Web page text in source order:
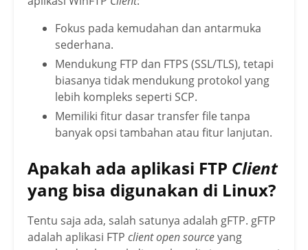
Fokus pada kemudahan dan antarmuka
sederhana.
Mendukung FTP dan FTPS (SSL/TLS), tetapi
biasanya tidak mendukung protokol yang
lebih kompleks seperti SCP.
Memiliki fitur dasar transfer file tanpa
banyak opsi tambahan atau fitur lanjutan.
Apakah ada aplikasi FTP Client
yang bisa digunakan di Linux?
Tentu saja ada, salah satunya adalah gFTP. gFTP
adalah aplikasi FTP client open sourceyang